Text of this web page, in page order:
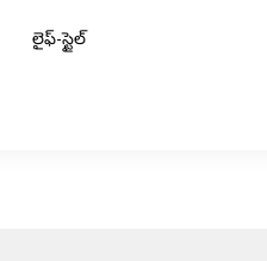
లైఫ్-స్టైల్